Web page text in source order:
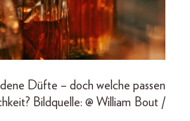
Düfte – doch welche passen
Bildquelle: @ William Bout /